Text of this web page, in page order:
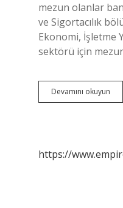
mezun olanlar
ve Sigortacılık
Ekonomi, İşletme
sektörü için
Devamını okuyun
https://